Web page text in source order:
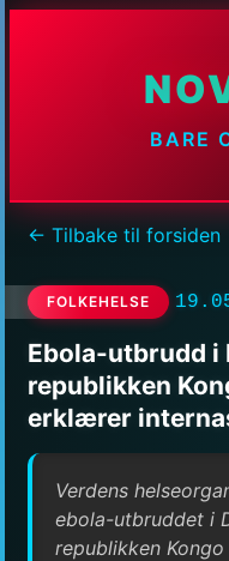
BARE
← Tilbake til forsiden
FOLKEHELSE
Ebola-utbrudd i
republikken
erklærer
Verdens
ebola-utbruddet i
republikken